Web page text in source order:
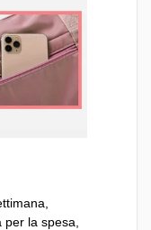
la spesa,